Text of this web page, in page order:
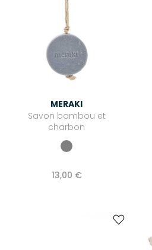
MERAKI
Savon bambou et
charbon
13,00 €